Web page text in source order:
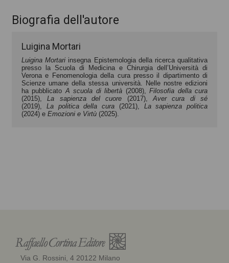
Biografia dell'autore
Luigina Mortari
Luigina Mortari insegna Epistemologia della ricerca qualitativa
presso la Scuola di Medicina e Chirurgia dell’Università di
Verona e Fenomenologia della cura presso il dipartimento di
Scienze umane della stessa università. Nelle nostre edizioni
ha pubblicato A scuola di libertà (2008),Filosofia della cura
(2015),La sapienza del cuore (2017),Aver cura di sé
(2019), La politica della cura (2021), La sapienza politica
(2024) e Emozioni e Virtù (2025).
Via G. Rossini, 4 20122 Milano